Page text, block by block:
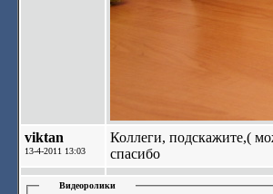
viktan
13-4-2011 13:03
Коллеги, подскажите,(
спасибо
Видеоролики